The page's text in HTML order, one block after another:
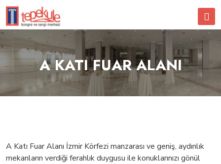
A KATI FUAR ALANI
A Katı Fuar Alanı İzmir Körfezi manzarası ve geniş, aydınlık
mekanların verdiği ferahlık duygusu ile konuklarınızı gönül